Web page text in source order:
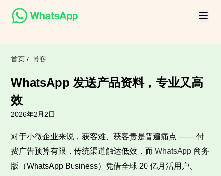
首页 / 博客
WhatsApp 发送产品资料，专业又高
效
2026年2月2日
对于小微企业来说，获客难、获客贵是普遍痛点 —— 付
费广告预算有限，传统渠道触达低效，而WhatsApp商务
版（WhatsApp Business）凭借全球 20 亿月活用户、